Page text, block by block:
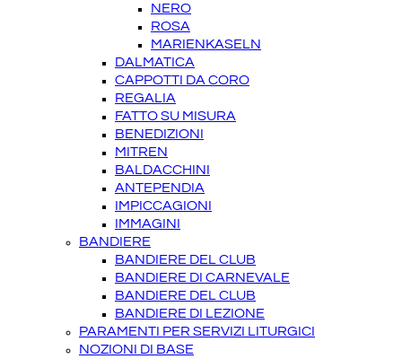
NERO
ROSA
MARIENKASELN
DALMATICA
CAPPOTTI DA CORO
REGALIA
FATTO SU MISURA
BENEDIZIONI
MITREN
BALDACCHINI
ANTEPENDIA
IMPICCAGIONI
IMMAGINI
BANDIERE
BANDIERE DEL CLUB
BANDIERE DI CARNEVALE
BANDIERE DEL CLUB
BANDIERE DI LEZIONE
PARAMENTI PER SERVIZI LITURGICI
NOZIONI DI BASE